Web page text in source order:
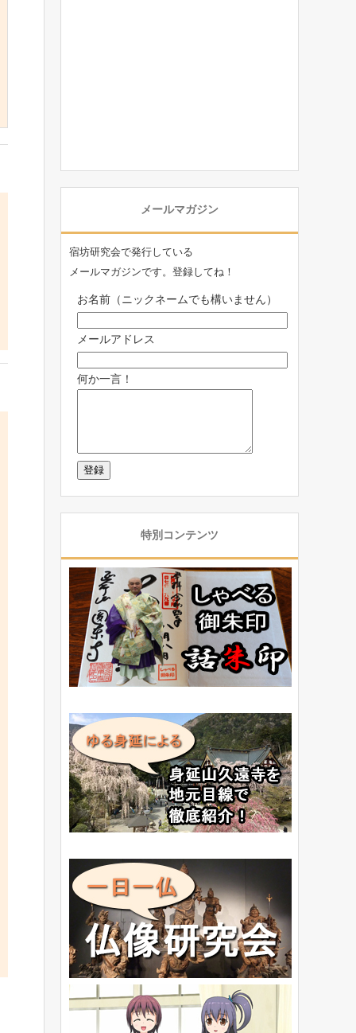
メールマガジン
宿坊研究会で発行している
メールマガジンです。登録してね！
お名前（ニックネームでも構いません）
メールアドレス
何か一言！
特別コンテンツ